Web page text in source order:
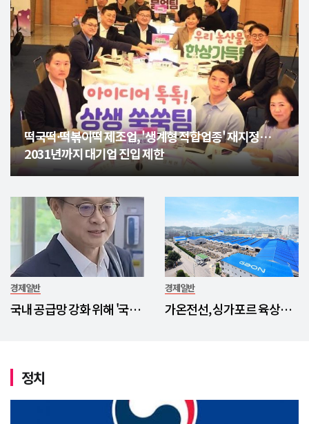
떡국떡·떡볶이떡 제조업, '생계형 적합업종' 재지정…
2031년까지 대기업 진입 제한
경제일반
국내 공급망 강화 위해 '국내
경제일반
가온전선, 싱가포르 육상교
정치